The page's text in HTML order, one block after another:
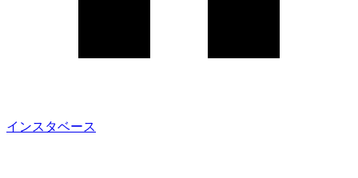
インスタベース